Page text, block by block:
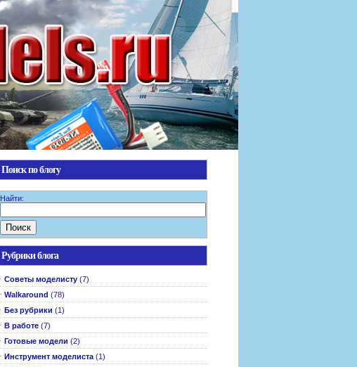
Поиск по блогу
Найти:
Рубрики блога
Cоветы моделисту (7)
Walkaround (78)
Без рубрики (1)
В работе (7)
Готовые модели (2)
Инструмент моделиста (1)